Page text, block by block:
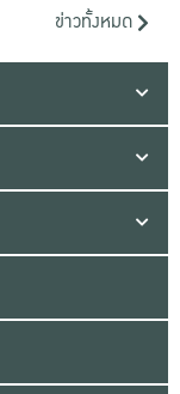
ข่าวทั้งหมด